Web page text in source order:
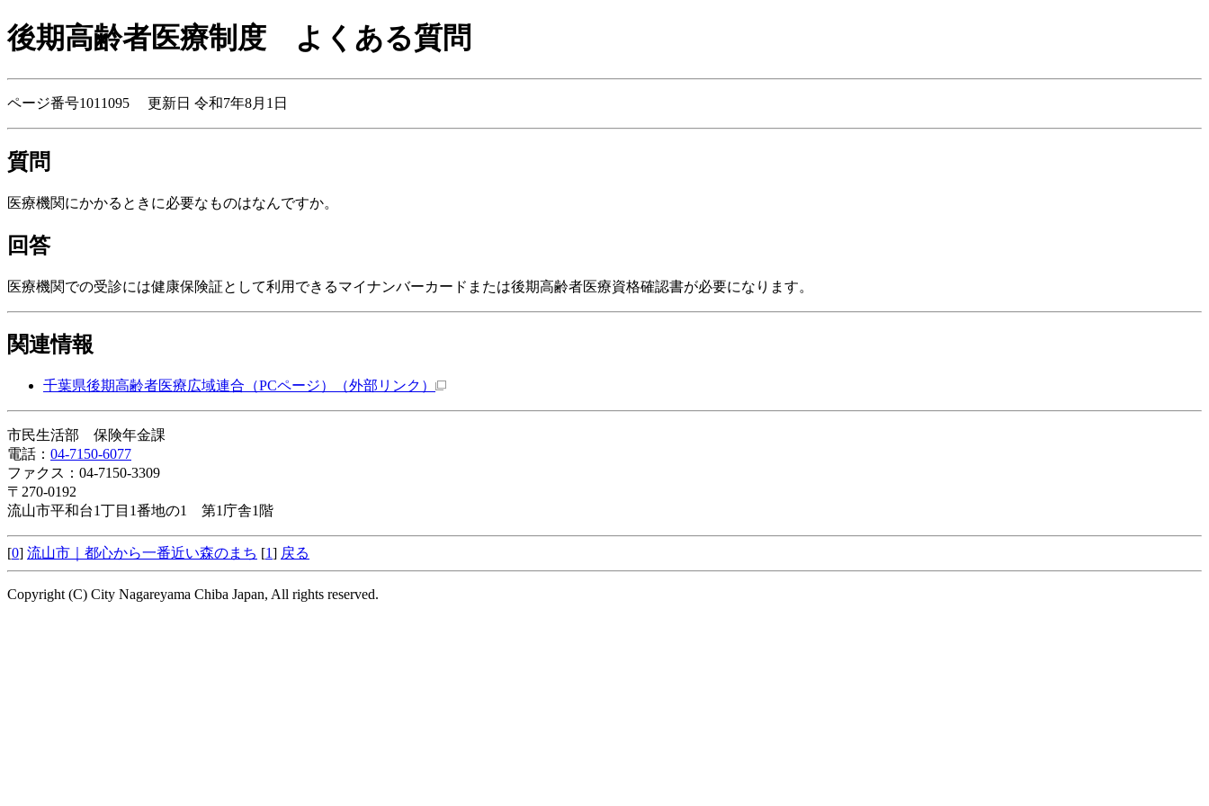
後期高齢者医療制度 よくある質問
ページ番号1011095 更新日 令和7年8月1日
質問
医療機関にかかるときに必要なものはなんですか。
回答
医療機関での受診には健康保険証として利用できるマイナンバーカードまたは後期高齢者医療資格確認書が必要になります。
関連情報
千葉県後期高齢者医療広域連合（PCページ） （外部リンク）
市民生活部 保険年金課
電話： 04-7150-6077
ファクス：04-7150-3309
〒270-0192
流山市平和台1丁目1番地の1 第1庁舎1階
[0] 流山市｜都心から一番近い森のまち [1] 戻る
Copyright (C) City Nagareyama Chiba Japan, All rights reserved.